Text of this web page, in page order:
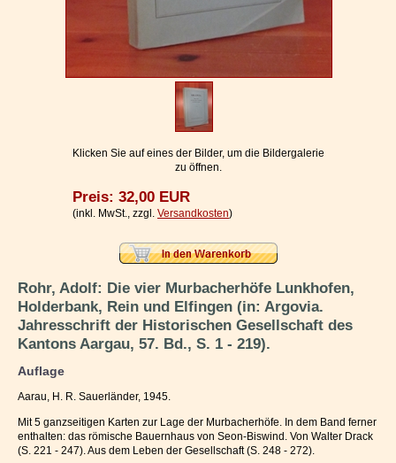
Ihr WarenkorbKlicken Sie auf eines der Bilder, um die Bildergalerie
zu öffnen.
Preis: 32,00 EUR
(inkl. MwSt., zzgl. Versandkosten)
Rohr, Adolf: Die vier Murbacherhöfe Lunkhofen,
Holderbank, Rein und Elfingen (in: Argovia.
Jahresschrift der Historischen Gesellschaft des
Kantons Aargau, 57. Bd., S. 1 - 219).
Auflage
Aarau, H. R. Sauerländer, 1945.
Mit 5 ganzseitigen Karten zur Lage der Murbacherhöfe. In dem Band ferner
enthalten: das römische Bauernhaus von Seon-Biswind. Von Walter Drack
(S. 221 - 247). Aus dem Leben der Gesellschaft (S. 248 - 272).